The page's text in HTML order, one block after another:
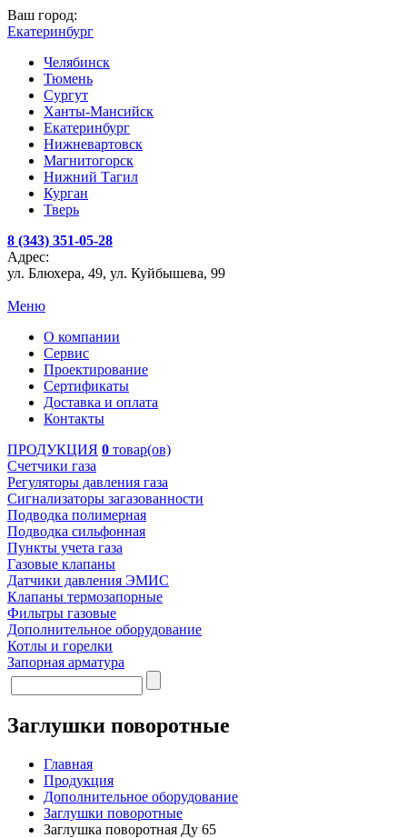
Ваш город:
Екатеринбург
Челябинск
Тюмень
Сургут
Ханты-Мансийск
Екатеринбург
Нижневартовск
Магнитогорск
Нижний Тагил
Курган
Тверь
8 (343) 351-05-28
Адрес:
ул. Блюхера, 49, ул. Куйбышева, 99
Меню
О компании
Сервис
Проектирование
Сертификаты
Доставка и оплата
Контакты
ПРОДУКЦИЯ 0 товар(ов)
Счетчики газа
Регуляторы давления газа
Сигнализаторы загазованности
Подводка полимерная
Подводка сильфонная
Пункты учета газа
Газовые клапаны
Датчики давления ЭМИС
Клапаны термозапорные
Фильтры газовые
Дополнительное оборудование
Котлы и горелки
Запорная арматура
Заглушки поворотные
Главная
Продукция
Дополнительное оборудование
Заглушки поворотные
Заглушка поворотная Ду 65